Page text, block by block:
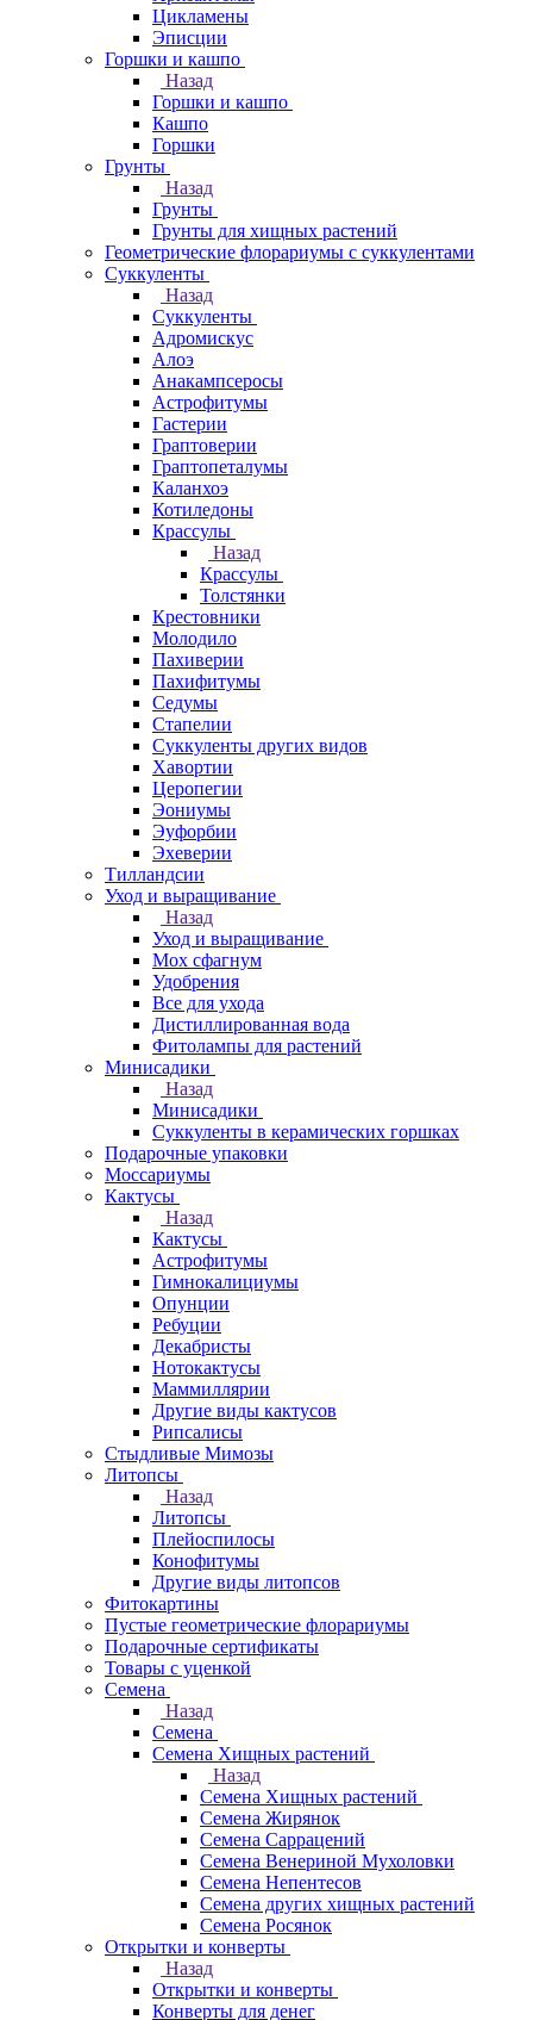
Цикламены
Эписции
Горшки и кашпо
Назад
Горшки и кашпо
Кашпо
Горшки
Грунты
Назад
Грунты
Грунты для хищных растений
Геометрические флорариумы с суккулентами
Суккуленты
Назад
Суккуленты
Адромискус
Алоэ
Анакампсеросы
Астрофитумы
Гастерии
Граптоверии
Граптопеталумы
Каланхоэ
Котиледоны
Крассулы
Назад
Крассулы
Толстянки
Крестовники
Молодило
Пахиверии
Пахифитумы
Седумы
Стапелии
Суккуленты других видов
Хавортии
Церопегии
Эониумы
Эуфорбии
Эхеверии
Тилландсии
Уход и выращивание
Назад
Уход и выращивание
Мох сфагнум
Удобрения
Все для ухода
Дистиллированная вода
Фитолампы для растений
Минисадики
Назад
Минисадики
Суккуленты в керамических горшках
Подарочные упаковки
Моссариумы
Кактусы
Назад
Кактусы
Астрофитумы
Гимнокалициумы
Опунции
Ребуции
Декабристы
Нотокактусы
Маммиллярии
Другие виды кактусов
Рипсалисы
Стыдливые Мимозы
Литопсы
Назад
Литопсы
Плейоспилосы
Конофитумы
Другие виды литопсов
Фитокартины
Пустые геометрические флорариумы
Подарочные сертификаты
Товары с уценкой
Семена
Назад
Семена
Семена Хищных растений
Назад
Семена Хищных растений
Семена Жирянок
Семена Саррацений
Семена Венериной Мухоловки
Семена Непентесов
Семена других хищных растений
Семена Росянок
Открытки и конверты
Назад
Открытки и конверты
Конверты для денег